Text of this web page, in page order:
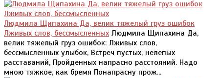
Людмила Щипахина Да, велик тяжелый груз ошибок
Лживых слов, бессмысленных Людмила Щипахина Да,
велик тяжелый груз ошибок: Лживых слов,
бессмысленных улыбок, Встреч пустых, нелепых
расставаний, Пройденных напрасно расстояний. Надо
мною тяжкое, как бремя Понапрасну прож...